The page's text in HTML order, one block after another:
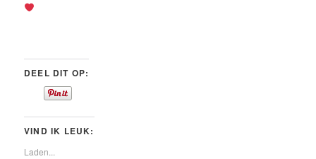
DEEL DIT OP:
VIND IK LEUK:
Laden...